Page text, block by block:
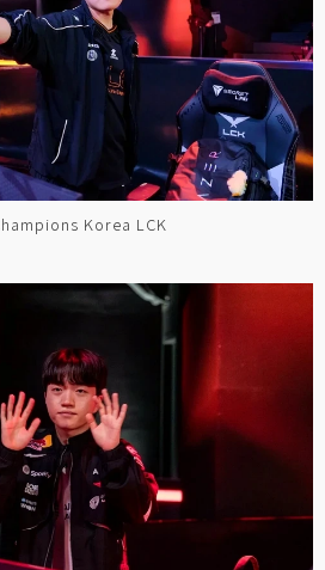
Korea LCK